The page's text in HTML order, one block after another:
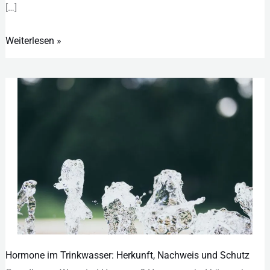
[…]
Weiterlesen »
Hormone im Trinkwasser: Herkunft, Nachweis und Schutz
Hormone